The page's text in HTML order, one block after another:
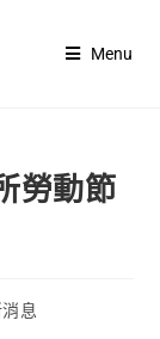
Menu
勞動節
息